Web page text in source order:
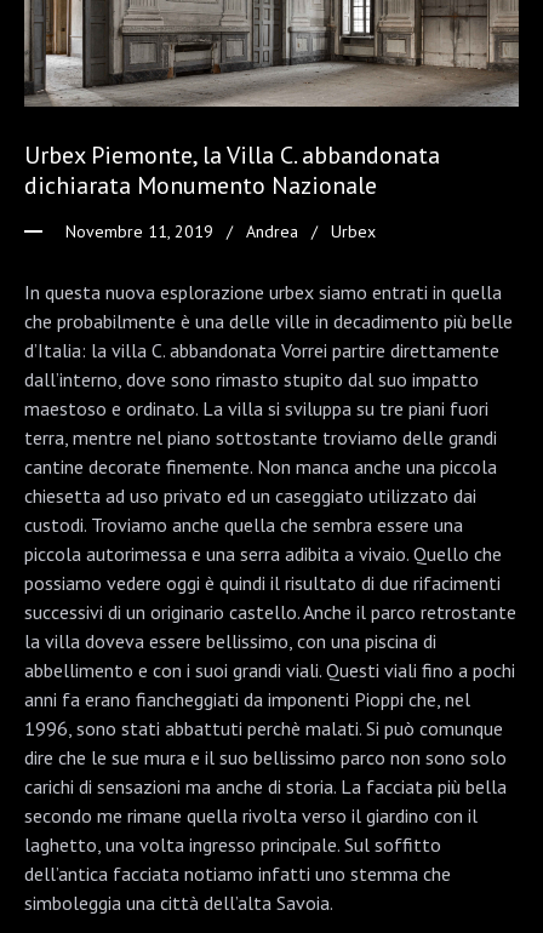
Urbex Piemonte, la Villa C. abbandonata
dichiarata Monumento Nazionale
Novembre 11, 2019 Andrea Urbex
In questa nuova esplorazione urbex siamo entrati in quella
che probabilmente è una delle ville in decadimento più belle
d’Italia: la villa C. abbandonata Vorrei partire direttamente
dall’interno, dove sono rimasto stupito dal suo impatto
maestoso e ordinato. La villa si sviluppa su tre piani fuori
terra, mentre nel piano sottostante troviamo delle grandi
cantine decorate finemente. Non manca anche una piccola
chiesetta ad uso privato ed un caseggiato utilizzato dai
custodi. Troviamo anche quella che sembra essere una
piccola autorimessa e una serra adibita a vivaio. Quello che
possiamo vedere oggi è quindi il risultato di due rifacimenti
successivi di un originario castello. Anche il parco retrostante
la villa doveva essere bellissimo, con una piscina di
abbellimento e con i suoi grandi viali. Questi viali fino a pochi
anni fa erano fiancheggiati da imponenti Pioppi che, nel
1996, sono stati abbattuti perchè malati. Si può comunque
dire che le sue mura e il suo bellissimo parco non sono solo
carichi di sensazioni ma anche di storia. La facciata più bella
secondo me rimane quella rivolta verso il giardino con il
laghetto, una volta ingresso principale. Sul soffitto
dell’antica facciata notiamo infatti uno stemma che
simboleggia una città dell’alta Savoia.